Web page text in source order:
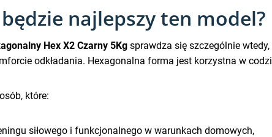
najlepszy ten model?
Hex X2 Czarny 5Kg sprawdza się szczególnie
odkładania. Hexagonalna forma jest korzystna w
które:
siłowego i funkcjonalnego w warunkach domowych,